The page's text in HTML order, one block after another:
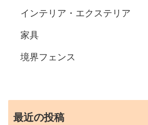
インテリア・エクステリア
家具
境界フェンス
最近の投稿